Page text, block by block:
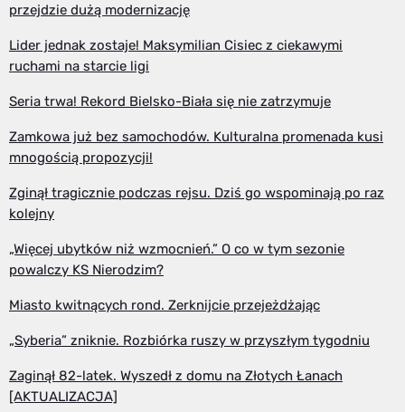
przejdzie dużą modernizację
Lider jednak zostaje! Maksymilian Cisiec z ciekawymi
ruchami na starcie ligi
Seria trwa! Rekord Bielsko-Biała się nie zatrzymuje
Zamkowa już bez samochodów. Kulturalna promenada kusi
mnogością propozycji!
Zginął tragicznie podczas rejsu. Dziś go wspominają po raz
kolejny
„Więcej ubytków niż wzmocnień.” O co w tym sezonie
powalczy KS Nierodzim?
Miasto kwitnących rond. Zerknijcie przejeżdżając
„Syberia” zniknie. Rozbiórka ruszy w przyszłym tygodniu
Zaginął 82-latek. Wyszedł z domu na Złotych Łanach
[AKTUALIZACJA]